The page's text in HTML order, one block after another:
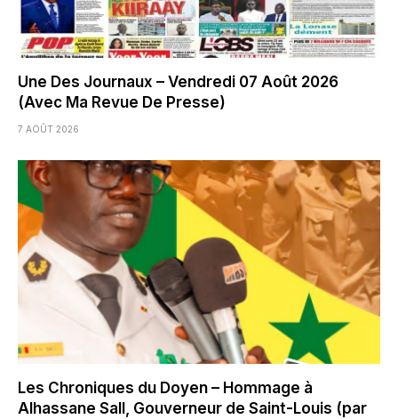
Une Des Journaux – Vendredi 07 Août 2026
(Avec Ma Revue De Presse)
7 AOÛT 2026
Les Chroniques du Doyen – Hommage à
Alhassane Sall, Gouverneur de Saint-Louis (par